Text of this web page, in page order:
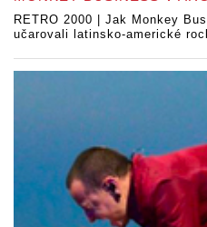
RETRO 2000 | Jak Monkey
učarovali latinsko-americké